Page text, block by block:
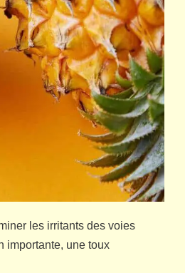
les irritants des voies
importante, une toux